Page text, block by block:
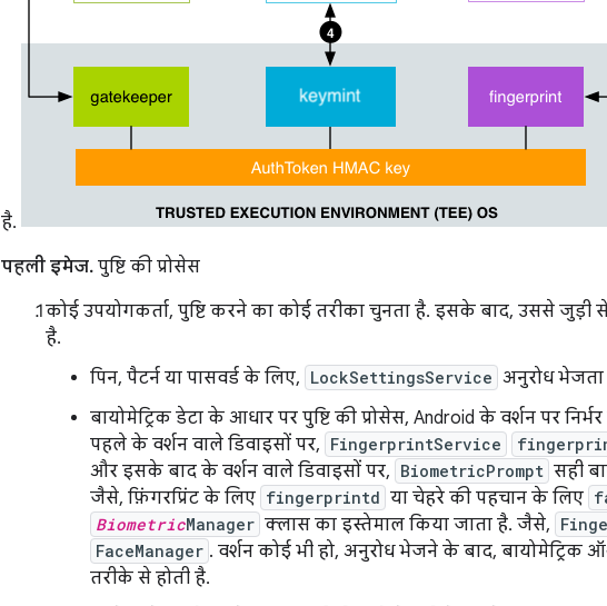
है.
पहली इमेज. पुष्टि की प्रोसेस
कोई उपयोगकर्ता, पुष्टि करने का कोई तरीका चुनता है. इसके बाद, उससे
है.
पिन, पैटर्न या पासवर्ड के लिए, LockSettingsService अनुरोध
बायोमेट्रिक डेटा के आधार पर पुष्टि की प्रोसेस, Android के वर्शन पर
पहले के वर्शन वाले डिवाइसों पर, FingerprintService
और इसके बाद के वर्शन वाले डिवाइसों पर, BiometricPrompt सही
जैसे, फ़िंगरप्रिंट के लिए fingerprintd या चेहरे की पहचान के लिए
BiometricManager क्लास का इस्तेमाल किया जाता है. जैसे,
FaceManager . वर्शन कोई भी हो, अनुरोध भेजने के बाद, बायोमेट्रिक
तरीके से होती है.